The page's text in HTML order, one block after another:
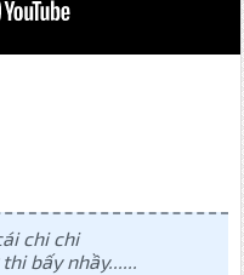
chi chi
bấy nhầy......